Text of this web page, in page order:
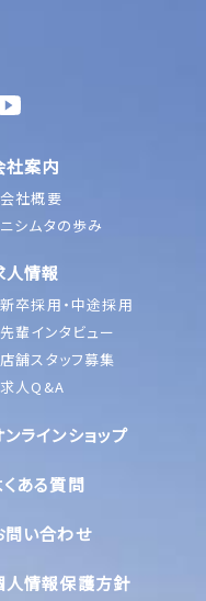
社案内
会社概要
ニシムタの歩み
人情報
新卒採用・中途採用
先輩インタビュー
店舗スタッフ募集
求人Q&A
ンラインショップ
くある質問
問い合わせ
人情報保護方針